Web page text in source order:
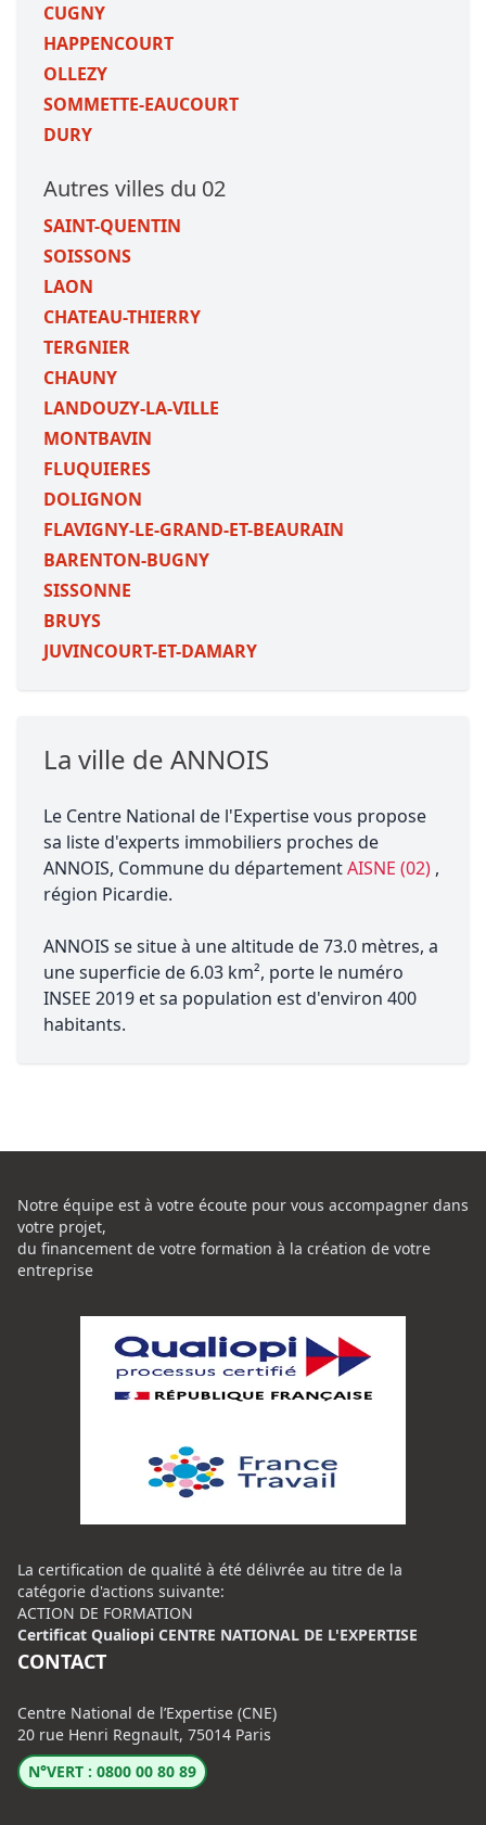
CUGNY
HAPPENCOURT
OLLEZY
SOMMETTE-EAUCOURT
DURY
Autres villes du 02
SAINT-QUENTIN
SOISSONS
LAON
CHATEAU-THIERRY
TERGNIER
CHAUNY
LANDOUZY-LA-VILLE
MONTBAVIN
FLUQUIERES
DOLIGNON
FLAVIGNY-LE-GRAND-ET-BEAURAIN
BARENTON-BUGNY
SISSONNE
BRUYS
JUVINCOURT-ET-DAMARY
La ville de ANNOIS
Le Centre National de l'Expertise vous propose
sa liste d'experts immobiliers proches de
ANNOIS, Commune du départementAISNE (02) ,
région Picardie.
ANNOIS se situe à une altitude de 73.0 mètres, a
une superficie de 6.03 km², porte le numéro
INSEE 2019 et sa population est d'environ 400
habitants.
Notre équipe est à votre écoute pour vous accompagner dans
votre projet,
du financement de votre formation à la création de votre
entreprise
La certification de qualité à été délivrée au titre de la
catégorie d'actions suivante:
ACTION DE FORMATION
Certificat Qualiopi CENTRE NATIONAL DE L'EXPERTISE
CONTACT
Centre National de l’Expertise (CNE)
20 rue Henri Regnault, 75014 Paris
N°VERT : 0800 00 80 89